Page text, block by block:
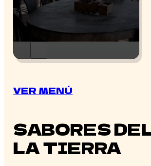
VER MENÚ
SABORES
LA TIERRA